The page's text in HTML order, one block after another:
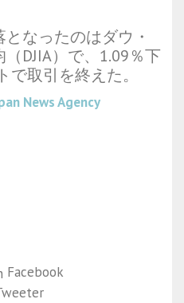
なったのはダウ・
DJIA）で、1.09％下
取引を終えた。
News Agency
Facebook